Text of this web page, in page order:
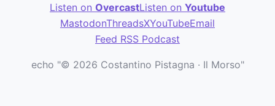
Listen on OvercastListen on Youtube
MastodonThreadsXYouTubeEmail
Feed RSS Podcast
echo "© 2026 Costantino Pistagna · Il Morso"